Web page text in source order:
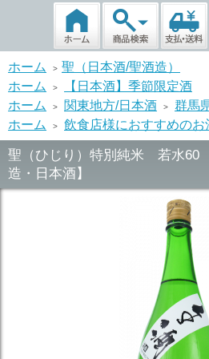
ホーム > 聖（日本酒/聖酒造）
ホーム
>
【日本酒】季節限定酒
ホーム
> 関東地方/日本酒 >
群馬
ホーム
> 飲食店様におすすめのお
聖（ひじり）特別純米 若水
造・日本酒】